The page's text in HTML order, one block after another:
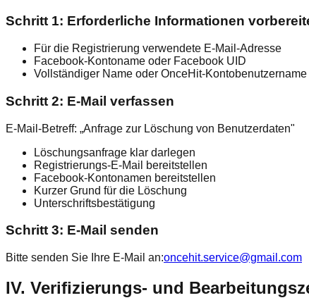
Schritt 1: Erforderliche Informationen
Für die Registrierung verwendete E-Mail-Adresse
Facebook-Kontoname oder Facebook UID
Vollständiger Name oder OnceHit-Kontobenutzername
Schritt 2: E-Mail verfassen
E-Mail-Betreff: „Anfrage zur Löschung von Benutzerdaten"
Löschungsanfrage klar darlegen
Registrierungs-E-Mail bereitstellen
Facebook-Kontonamen bereitstellen
Kurzer Grund für die Löschung
Unterschriftsbestätigung
Schritt 3: E-Mail senden
Bitte senden Sie Ihre E-Mail an:oncehit.service@gmail.com
IV. Verifizierungs- und